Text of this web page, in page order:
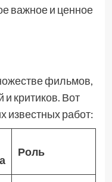
важное и ценное
фильмов,
и критиков. Вот
известных работ:
Роль